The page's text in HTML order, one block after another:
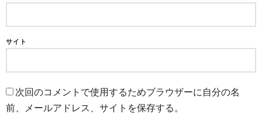
サイト
次回のコメントで使用するためブラウザーに自分の名
前、メールアドレス、サイトを保存する。